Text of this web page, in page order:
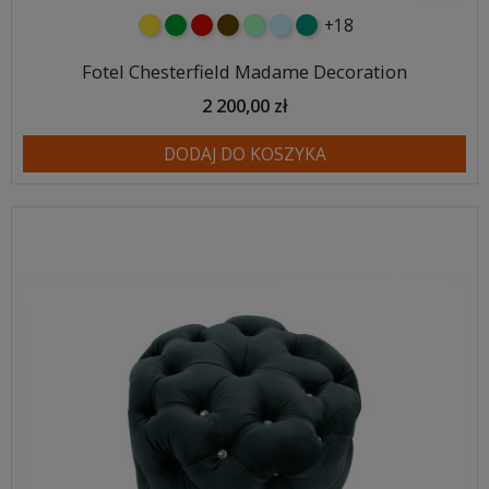
żółtyzielonyczerwony
czekoladowy
miętowybłękitny
turkusowy
+18
Fotel Chesterfield Madame Decoration
2 200,00 zł
DODAJ DO KOSZYKA